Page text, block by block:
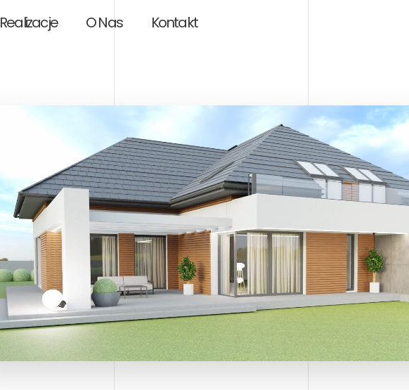
Realizacje O Nas Kontakt